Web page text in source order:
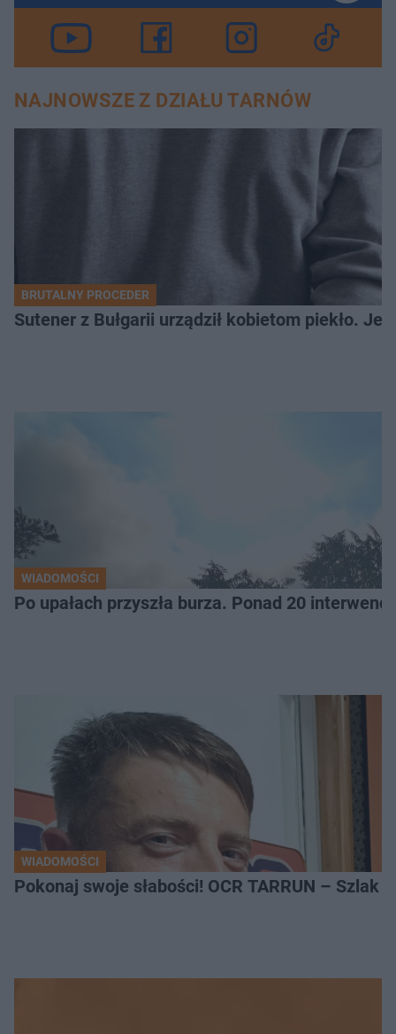
NAJNOWSZE Z DZIAŁU TARNÓW
BRUTALNY PROCEDER
Sutener z Bułgarii urządził kobietom piekło.
WIADOMOŚCI
Po upałach przyszła burza. Ponad 20
WIADOMOŚCI
Pokonaj swoje słabości! OCR TARRUN – Szlak